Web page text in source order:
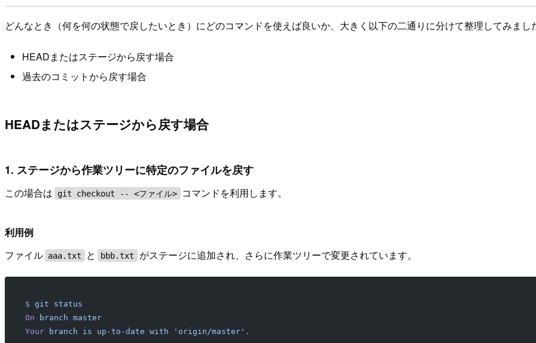
どんなとき（何を何の状態で戻したいとき）にどのコマンドを使えば良いか、大きく以下の二通りに分けて整理してみまし
HEADまたはステージから戻す場合
過去のコミットから戻す場合
HEADまたはステージから戻す場合
1. ステージから作業ツリーに特定のファイルを戻す
この場合は git checkout -- <ファイル> コマンドを利用します。
利用例
ファイル aaa.txt と bbb.txt がステージに追加され、さらに作業ツリーで変更されています。
$ git status
On branch master
Your branch is up-to-date with 'origin/master'.